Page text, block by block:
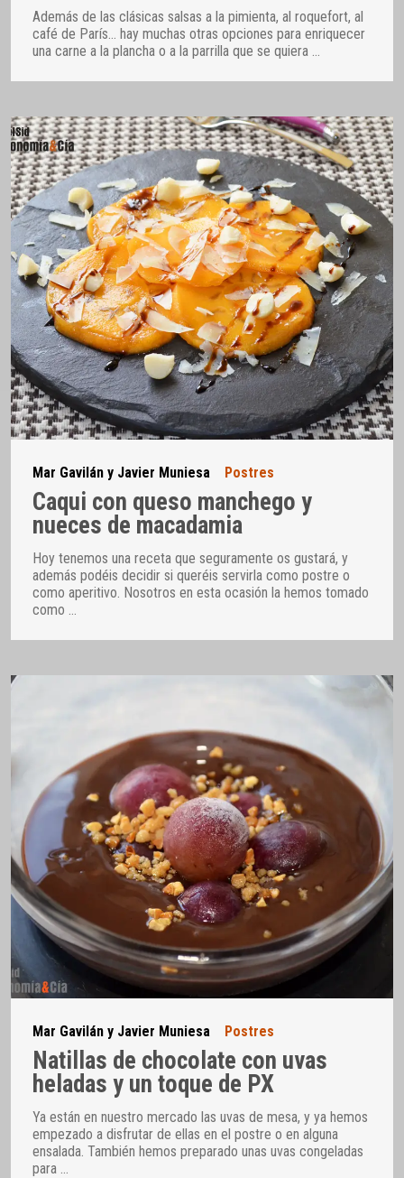
Además de las clásicas salsas a la pimienta, al roquefort, al
café de París… hay muchas otras opciones para enriquecer
una carne a la plancha o a la parrilla que se quiera …
Mar Gavilán y Javier Muniesa Postres
Caqui con queso manchego y
nueces de macadamia
Hoy tenemos una receta que seguramente os gustará, y
además podéis decidir si queréis servirla como postre o
como aperitivo. Nosotros en esta ocasión la hemos tomado
como …
Mar Gavilán y Javier Muniesa Postres
Natillas de chocolate con uvas
heladas y un toque de PX
Ya están en nuestro mercado las uvas de mesa, y ya hemos
empezado a disfrutar de ellas en el postre o en alguna
ensalada. También hemos preparado unas uvas congeladas
para …